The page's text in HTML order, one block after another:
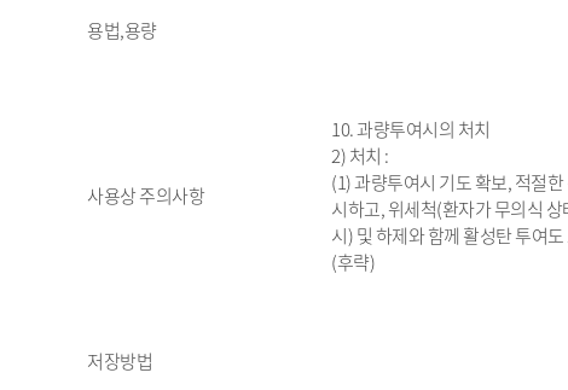
용법,용량
사용상 주의사항
10. 과량투여시의 처치
2) 처치 :
(1) 과량투여시 기도 확보, 적절
시하고, 위세척(환자가 무의식 상
시) 및 하제와 함께 활성탄 투여
(후략)
저장방법